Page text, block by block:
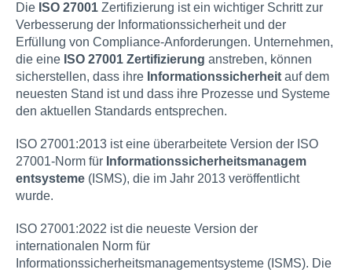
Die ISO 27001Zertifizierung ist ein wichtiger Schritt zur
Verbesserung der Informationssicherheit und der
Erfüllung von Compliance-Anforderungen. Unternehmen,
die eine ISO 27001 Zertifizierung anstreben, können
sicherstellen, dass ihre Informationssicherheitauf dem
neuesten Stand ist und dass ihre Prozesse und Systeme
den aktuellen Standards entsprechen.
ISO 27001:2013 ist eine überarbeitete Version der ISO
27001-Norm für Informationssicherheitsmanagem
entsysteme(ISMS), die im Jahr 2013 veröffentlicht
wurde.
ISO 27001:2022 ist die neueste Version der
internationalen Norm für
Informationssicherheitsmanagementsysteme (ISMS). Die